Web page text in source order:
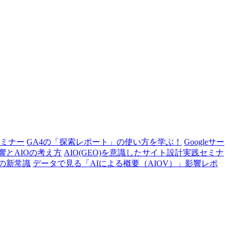
ナー GA4の「探索レポート」の使い方を学ぶ！
Googleサー
とAIOの考え方 AIO(GEO)を意識したサイト設計実践セミナ
新常識 データで見る「AIによる概要（AIOV）」影響レポ